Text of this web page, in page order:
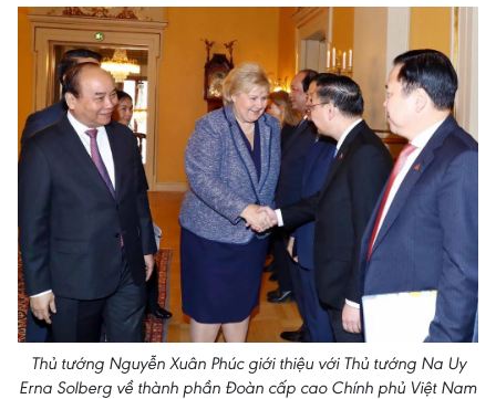
Thủ tướng Nguyễn Xuân Phúc giới thiệu với Thủ tướng Na Uy
Erna Solberg về thành phần Đoàn cấp cao Chính phủ Việt Nam